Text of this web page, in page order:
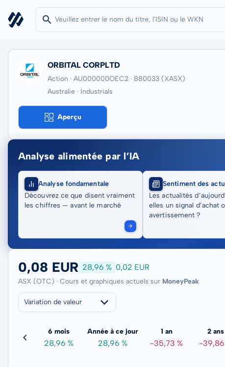
ORBITAL CORPLTD
Action · AU000000OEC2 · 880033 (XASX)
Australie · Industrials
Aperçu
Analyse alimentée par l’IA
Analyse fondamentale
Découvrez ce que disent vraiment
les chiffres — avant le marché
Sentiment des
Les actualités
elles un signal d’achat
avertissement ?
0,08 EUR 28,96 % 0,02 EUR
ASX (OTC) · Cours et graphiques actuels sur MoneyPeak
Variation de valeur
6 mois
28,96 %
Année à ce jour
28,96 %
1 an
-35,73 %
2 ans
-39,86